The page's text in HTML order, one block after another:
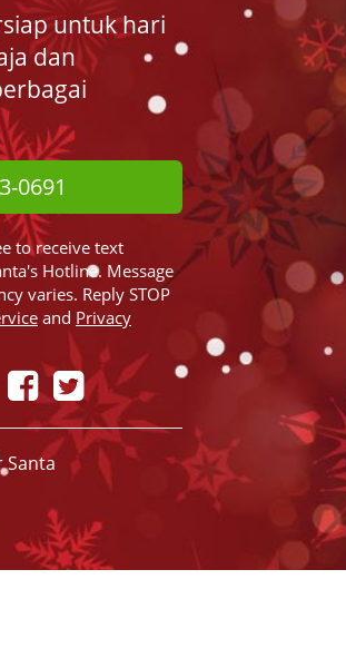
untuk hari
dan
0691
to receive text
Hotline. Message
varies. Reply STOP
and Privacy